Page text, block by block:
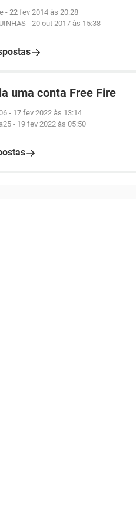
- 22 fev 2014 às 20:28
- 20 out 2017 às 15:38
uma conta Free Fire
- 17 fev 2022 às 13:14
- 19 fev 2022 às 05:50